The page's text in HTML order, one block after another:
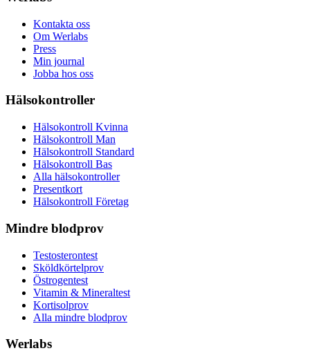
Kontakta oss
Om Werlabs
Press
Min journal
Jobba hos oss
Hälsokontroller
Hälsokontroll Kvinna
Hälsokontroll Man
Hälsokontroll Standard
Hälsokontroll Bas
Alla hälsokontroller
Presentkort
Hälsokontroll Företag
Mindre blodprov
Testosterontest
Sköldkörtelprov
Östrogentest
Vitamin & Mineraltest
Kortisolprov
Alla mindre blodprov
Werlabs